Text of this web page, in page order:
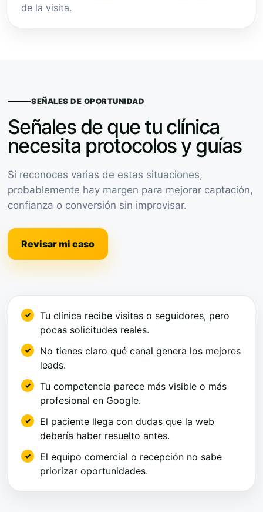
de la visita.
SEÑALES DE OPORTUNIDAD
Señales de que tu clínica
necesita protocolos y guías
Si reconoces varias de estas situaciones,
probablemente hay margen para mejorar captación,
confianza o conversión sin improvisar.
Revisar mi caso
Tu clínica recibe visitas o seguidores, pero
pocas solicitudes reales.
No tienes claro qué canal genera los mejores
leads.
Tu competencia parece más visible o más
profesional en Google.
El paciente llega con dudas que la web
debería haber resuelto antes.
El equipo comercial o recepción no sabe
priorizar oportunidades.